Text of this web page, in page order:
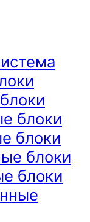
блоки
блоки
блоки
блоки